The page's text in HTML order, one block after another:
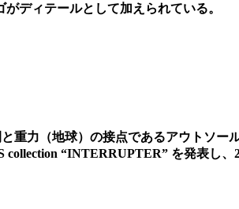
ディテールとして加えられている。
力（地球）の接点であるアウトソー
“INTERRUPTER” を発表し、